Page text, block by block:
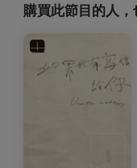
購買此節目的人，